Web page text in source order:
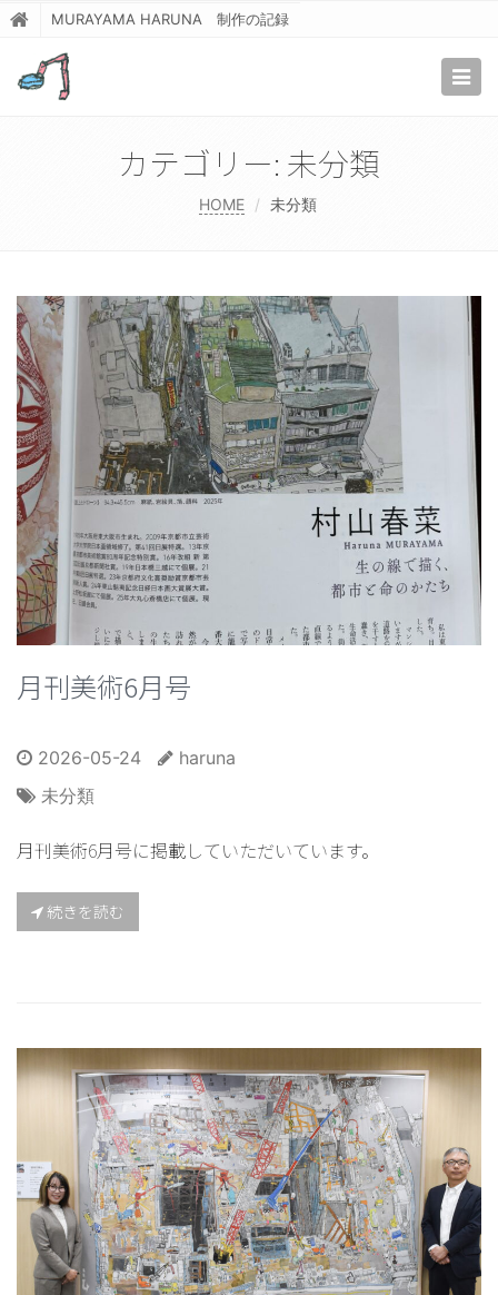
MURAYAMA HARUNA 制作の記録
カテゴリー: 未分類
HOME 未分類
月刊美術6月号
2026-05-24
haruna
未分類
月刊美術6月号に掲載していただいています。
続きを読む